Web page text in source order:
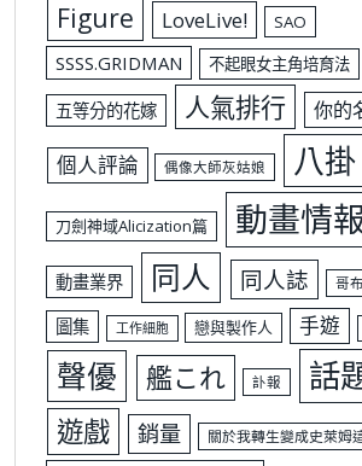
Figure LoveLive! SAO
SSSS.GRIDMAN 不起眼女主角培育法
五等分的花嫁 人氣排行 你的
個人評論 偶像大師灰姑娘 八掛
刀劍神域Alicization篇 動畫情
動畫業界 同人 同人誌 哥
圖集 工作細胞 戀與製作人 手遊
聲優 艦これ 訃報 話
遊戲 銷量 關於我轉生變成史萊姆